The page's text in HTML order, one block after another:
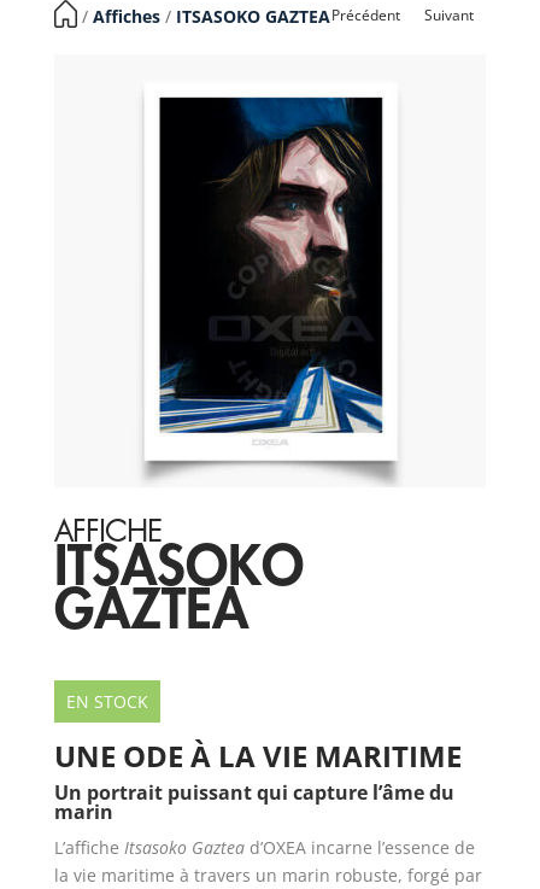
​ / Affiches/ ITSASOKO GAZTEAPrécédent Suivant
AFFICHE
ITSASOKO
GAZTEA
EN STOCK
UNE ODE À LA VIE MARITIME
Un portrait puissant qui capture l’âme du
marin
L’affiche Itsasoko Gaztead’OXEA incarne l’essence de
la vie maritime à travers un marin robuste, forgé par